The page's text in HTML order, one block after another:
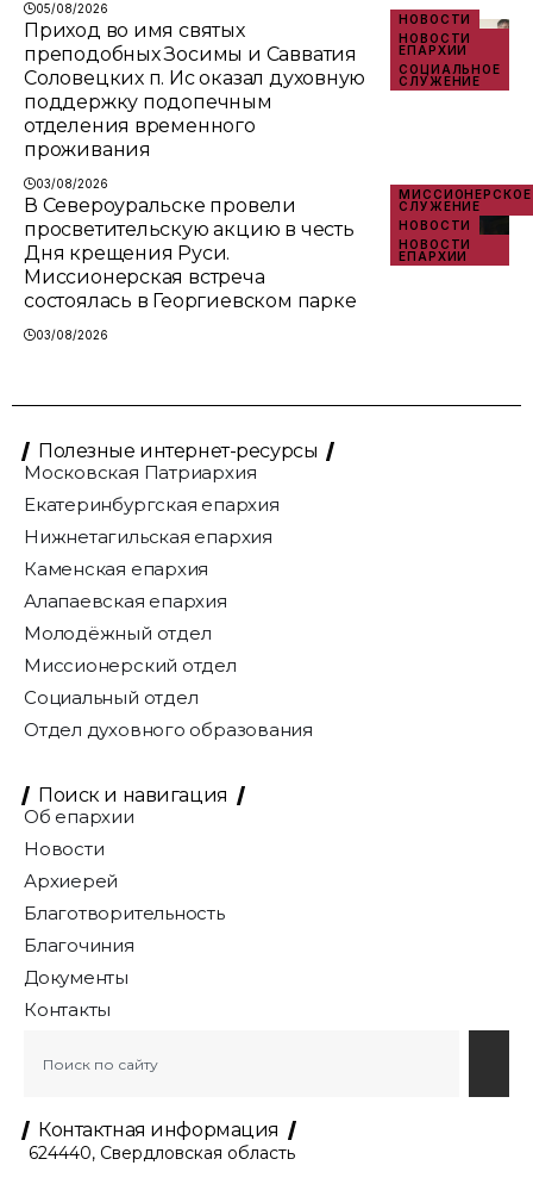
05/08/2026
НОВОСТИ
НОВОСТИ
ЕПАРХИИ
СОЦИАЛЬНОЕ
СЛУЖЕНИЕ
Приход во имя святых
преподобных Зосимы и Савватия
Соловецких п. Ис оказал духовную
поддержку подопечным
отделения временного
проживания
03/08/2026
МИССИОНЕРСКОЕ
СЛУЖЕНИЕ
НОВОСТИ
НОВОСТИ
ЕПАРХИИ
В Североуральске провели
просветительскую акцию в честь
Дня крещения Руси.
Миссионерская встреча
состоялась в Георгиевском парке
03/08/2026
Полезные интернет-ресурсы
Московская Патриархия
Екатеринбургская епархия
Нижнетагильская епархия
Каменская епархия
Алапаевская епархия
Молодёжный отдел
Миссионерский отдел
Социальный отдел
Отдел духовного образования
Поиск и навигация
Об епархии
Новости
Архиерей
Благотворительность
Благочиния
Документы
Контакты
Контактная информация
624440, Свердловская область